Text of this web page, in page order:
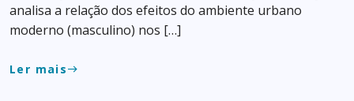
analisa a relação dos efeitos do ambiente urbano
moderno (masculino) nos […]
Ler maiseast